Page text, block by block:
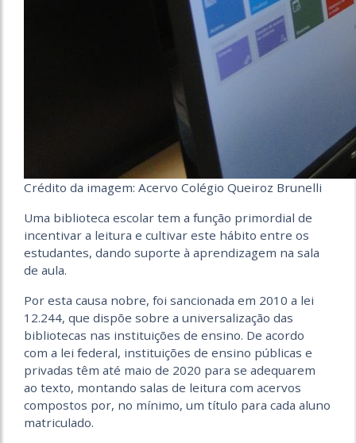
Crédito da imagem: Acervo Colégio Queiroz Brunelli
Uma biblioteca escolar tem a função primordial de
incentivar a leitura e cultivar este hábito entre os
estudantes, dando suporte à aprendizagem na sala
de aula.
Por esta causa nobre, foi sancionada em 2010 a lei
12.244, que dispõe sobre a universalização das
bibliotecas nas instituições de ensino. De acordo
com a lei federal, instituições de ensino públicas e
privadas têm até maio de 2020 para se adequarem
ao texto, montando salas de leitura com acervos
compostos por, no mínimo, um título para cada aluno
matriculado.